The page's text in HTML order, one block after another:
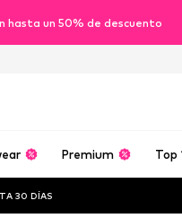
hasta un 50% de descuento
Premium Top
30 DÍAS